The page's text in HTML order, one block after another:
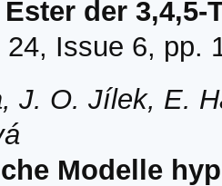
der
24, Issue 6, pp.
J. O. Jílek, E.
Modelle